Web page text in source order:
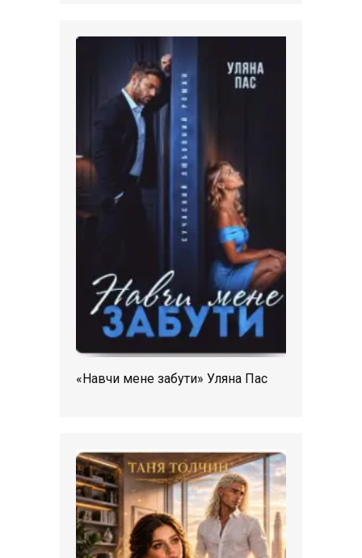
«Навчи мене забути» Уляна Пас